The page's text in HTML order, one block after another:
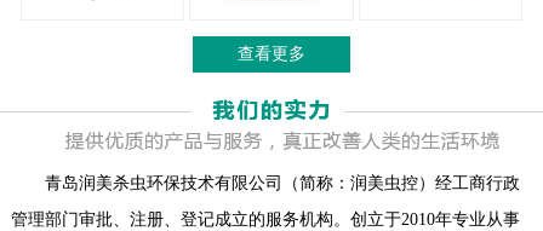
查看更多
青岛润美杀虫环保技术有限公司（简称：润美虫控）经工商行政
管理部门审批、注册、登记成立的服务机构。创立于2010年专业从事